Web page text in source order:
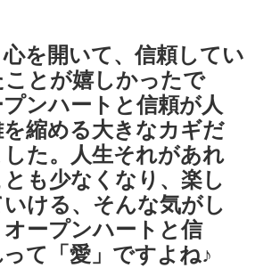
を開いて、信頼してい
とが嬉しかったで
ンハートと信頼が人
を縮める大きなカギだ
した。人生それがあれ
も少なくなり、楽し
いける、そんな気がし
オープンハートと信
て「愛」ですよね♪